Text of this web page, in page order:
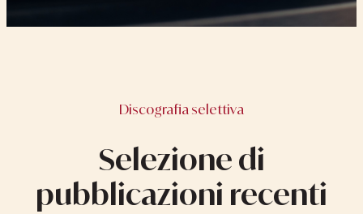
Discografia selettiva
Selezione di
pubblicazioni recenti